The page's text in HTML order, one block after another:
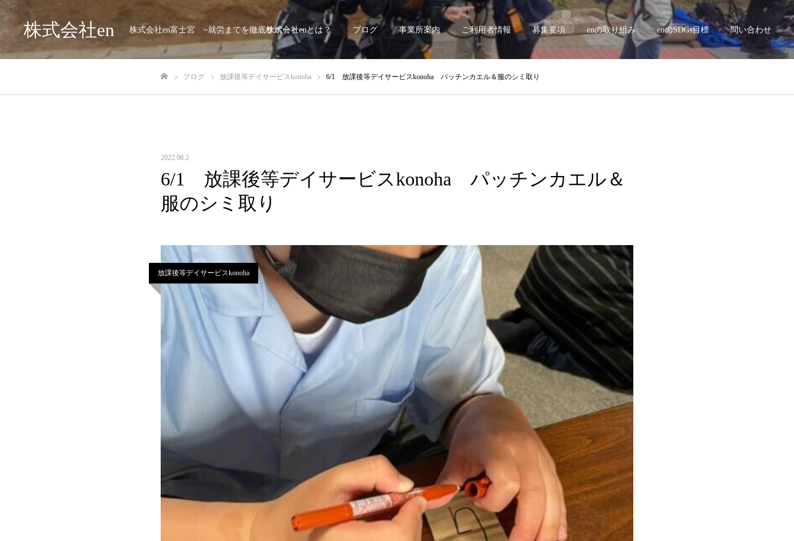
株式会社en 株式会社en富士宮 ~就労までを徹底サポート~
株式会社enとは？ ブログ 事業所案内 ご利用者情報 募集要項 enの取り組み enのSDGs目標 問い合わせ
ブログ 放課後等デイサービスkonoha 6/1 放課後等デイサービスkonoha パッチンカエル＆服のシミ取り
2022.06.2
6/1 放課後等デイサービスkonoha パッチンカエル＆
服のシミ取り
放課後等デイサービスkonoha